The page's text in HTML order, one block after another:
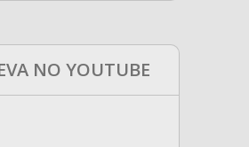
NO YOUTUBE